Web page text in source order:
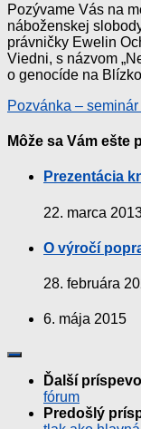
Pozývame Vás na
náboženskej
právničky Ewelin
Viedni, s názvom
o genocíde na
Pozvánka –
Môže sa Vám ešte
Prezentácia
22. marca
O výročí
28. februára
6. mája 2015
Ďalší
fórum
Predošlý